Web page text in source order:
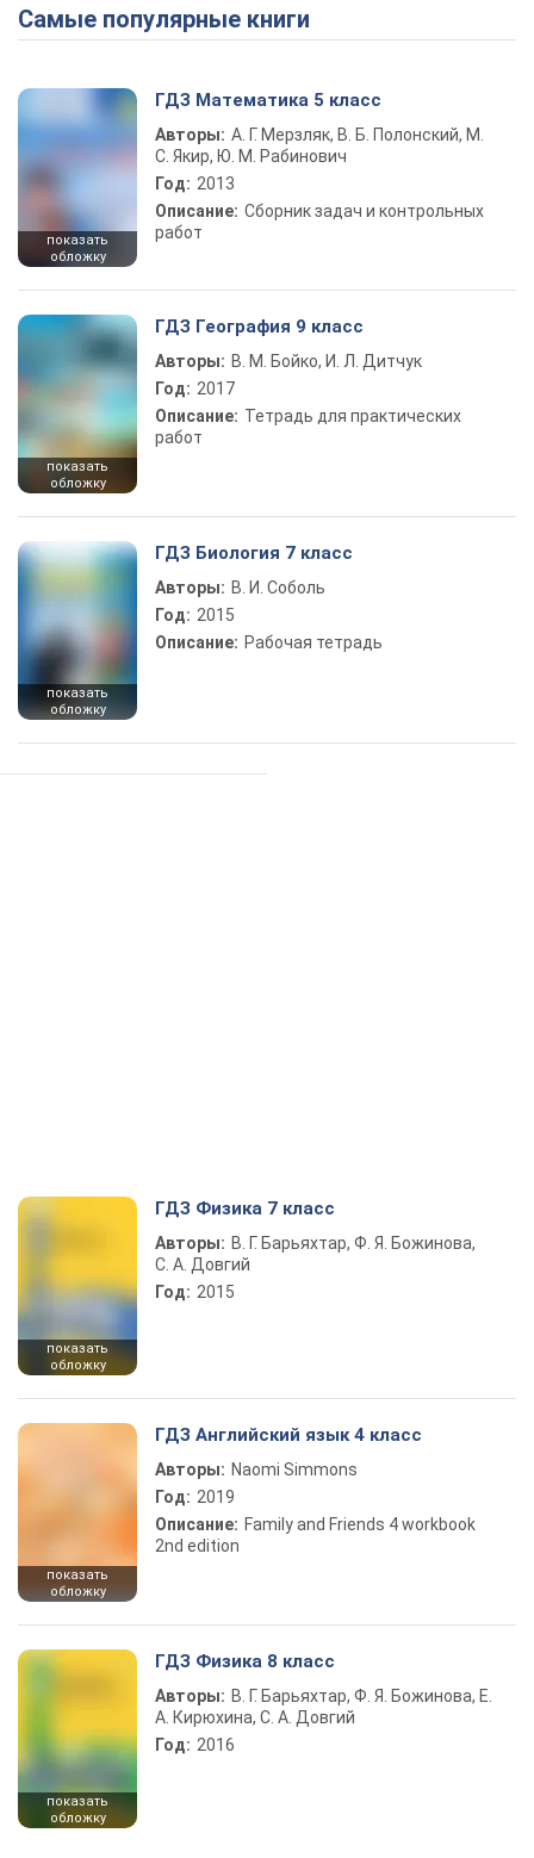
Самые популярные книги
показать
обложку
ГДЗ Математика 5 класс
Авторы: А. Г. Мерзляк, В. Б. Полонский, М.
С. Якир, Ю. М. Рабинович
Год: 2013
Описание: Сборник задач и контрольных
работ
показать
обложку
ГДЗ География 9 класс
Авторы: В. М. Бойко, И. Л. Дитчук
Год: 2017
Описание: Тетрадь для практических
работ
показать
обложку
ГДЗ Биология 7 класс
Авторы: В. И. Соболь
Год: 2015
Описание: Рабочая тетрадь
показать
обложку
ГДЗ Физика 7 класс
Авторы: В. Г. Барьяхтар, Ф. Я. Божинова,
С. А. Довгий
Год: 2015
показать
обложку
ГДЗ Английский язык 4 класс
Авторы: Naomi Simmons
Год: 2019
Описание: Family and Friends 4 workbook
2nd edition
показать
обложку
ГДЗ Физика 8 класс
Авторы: В. Г. Барьяхтар, Ф. Я. Божинова, Е.
А. Кирюхина, С. А. Довгий
Год: 2016